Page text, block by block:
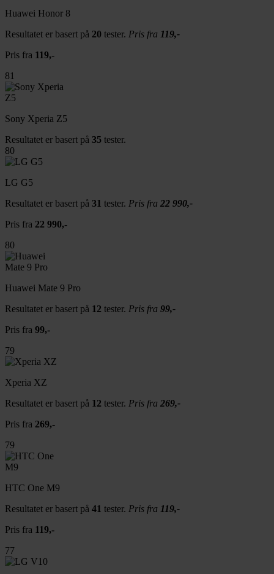
Huawei Honor 8
Resultatet er basert på 20 tester. Pris fra 119,-
Pris fra 119,-
81
Sony Xperia Z5
Resultatet er basert på 35 tester.
80
LG G5
Resultatet er basert på 31 tester. Pris fra 22 990,-
Pris fra 22 990,-
80
Huawei Mate 9 Pro
Resultatet er basert på 12 tester. Pris fra 99,-
Pris fra 99,-
79
Xperia XZ
Resultatet er basert på 12 tester. Pris fra 269,-
Pris fra 269,-
79
HTC One M9
Resultatet er basert på 41 tester. Pris fra 119,-
Pris fra 119,-
77